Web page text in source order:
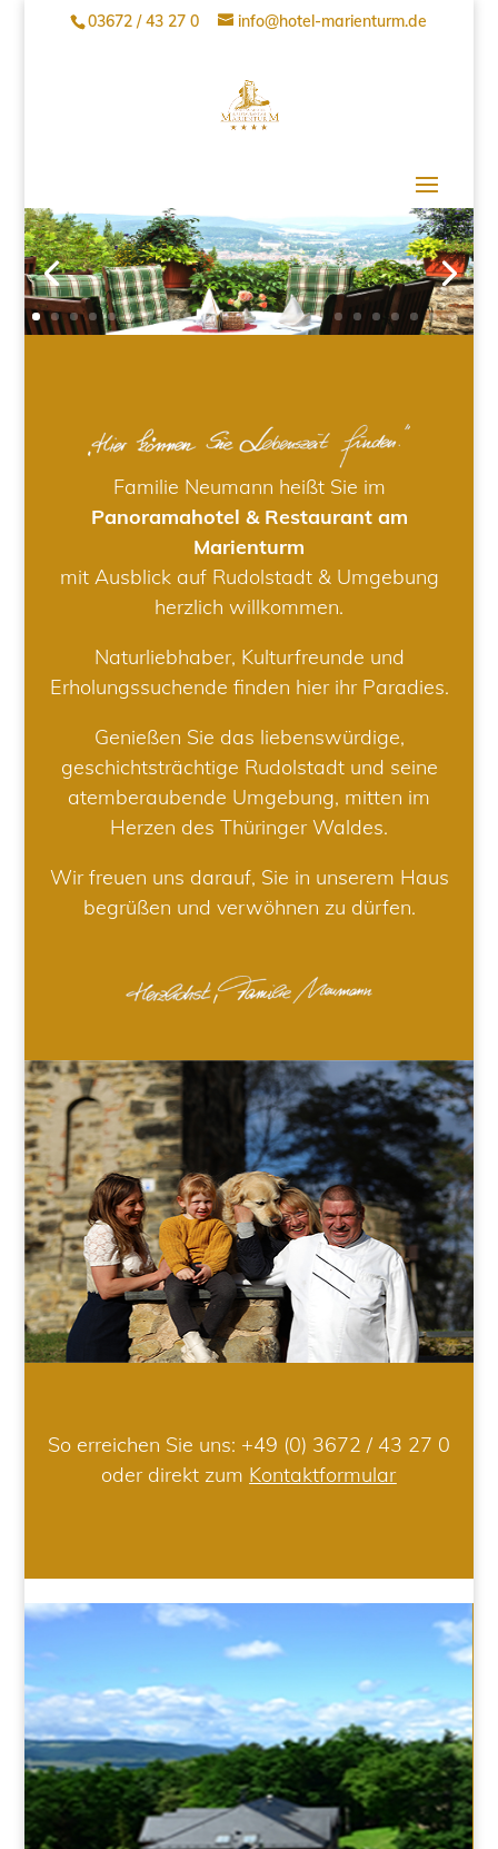
03672 / 43 27 0 info@hotel-marienturm.de
Familie Neumann heißt Sie im
Panoramahotel & Restaurant am
Marienturm
mit Ausblick auf Rudolstadt & Umgebung
herzlich willkommen.
Naturliebhaber, Kulturfreunde und
Erholungssuchende finden hier ihr Paradies.
Genießen Sie das liebenswürdige,
geschichtsträchtige Rudolstadt und seine
atemberaubende Umgebung, mitten im
Herzen des Thüringer Waldes.
Wir freuen uns darauf, Sie in unserem Haus
begrüßen und verwöhnen zu dürfen.
So erreichen Sie uns: +49 (0) 3672 / 43 27 0
oder direkt zum Kontaktformular
HOTEL